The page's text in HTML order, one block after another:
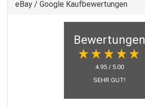
eBay / Google Kaufbewertungen
Bewertungen
4.95 / 5.00
SEHR GUT!